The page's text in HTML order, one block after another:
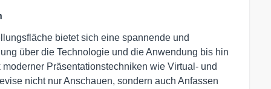
bietet sich eine spannende und
über die Technologie und die Anwendung bis hin
Präsentationstechniken wie Virtual- und
nicht nur Anschauen, sondern auch Anfassen